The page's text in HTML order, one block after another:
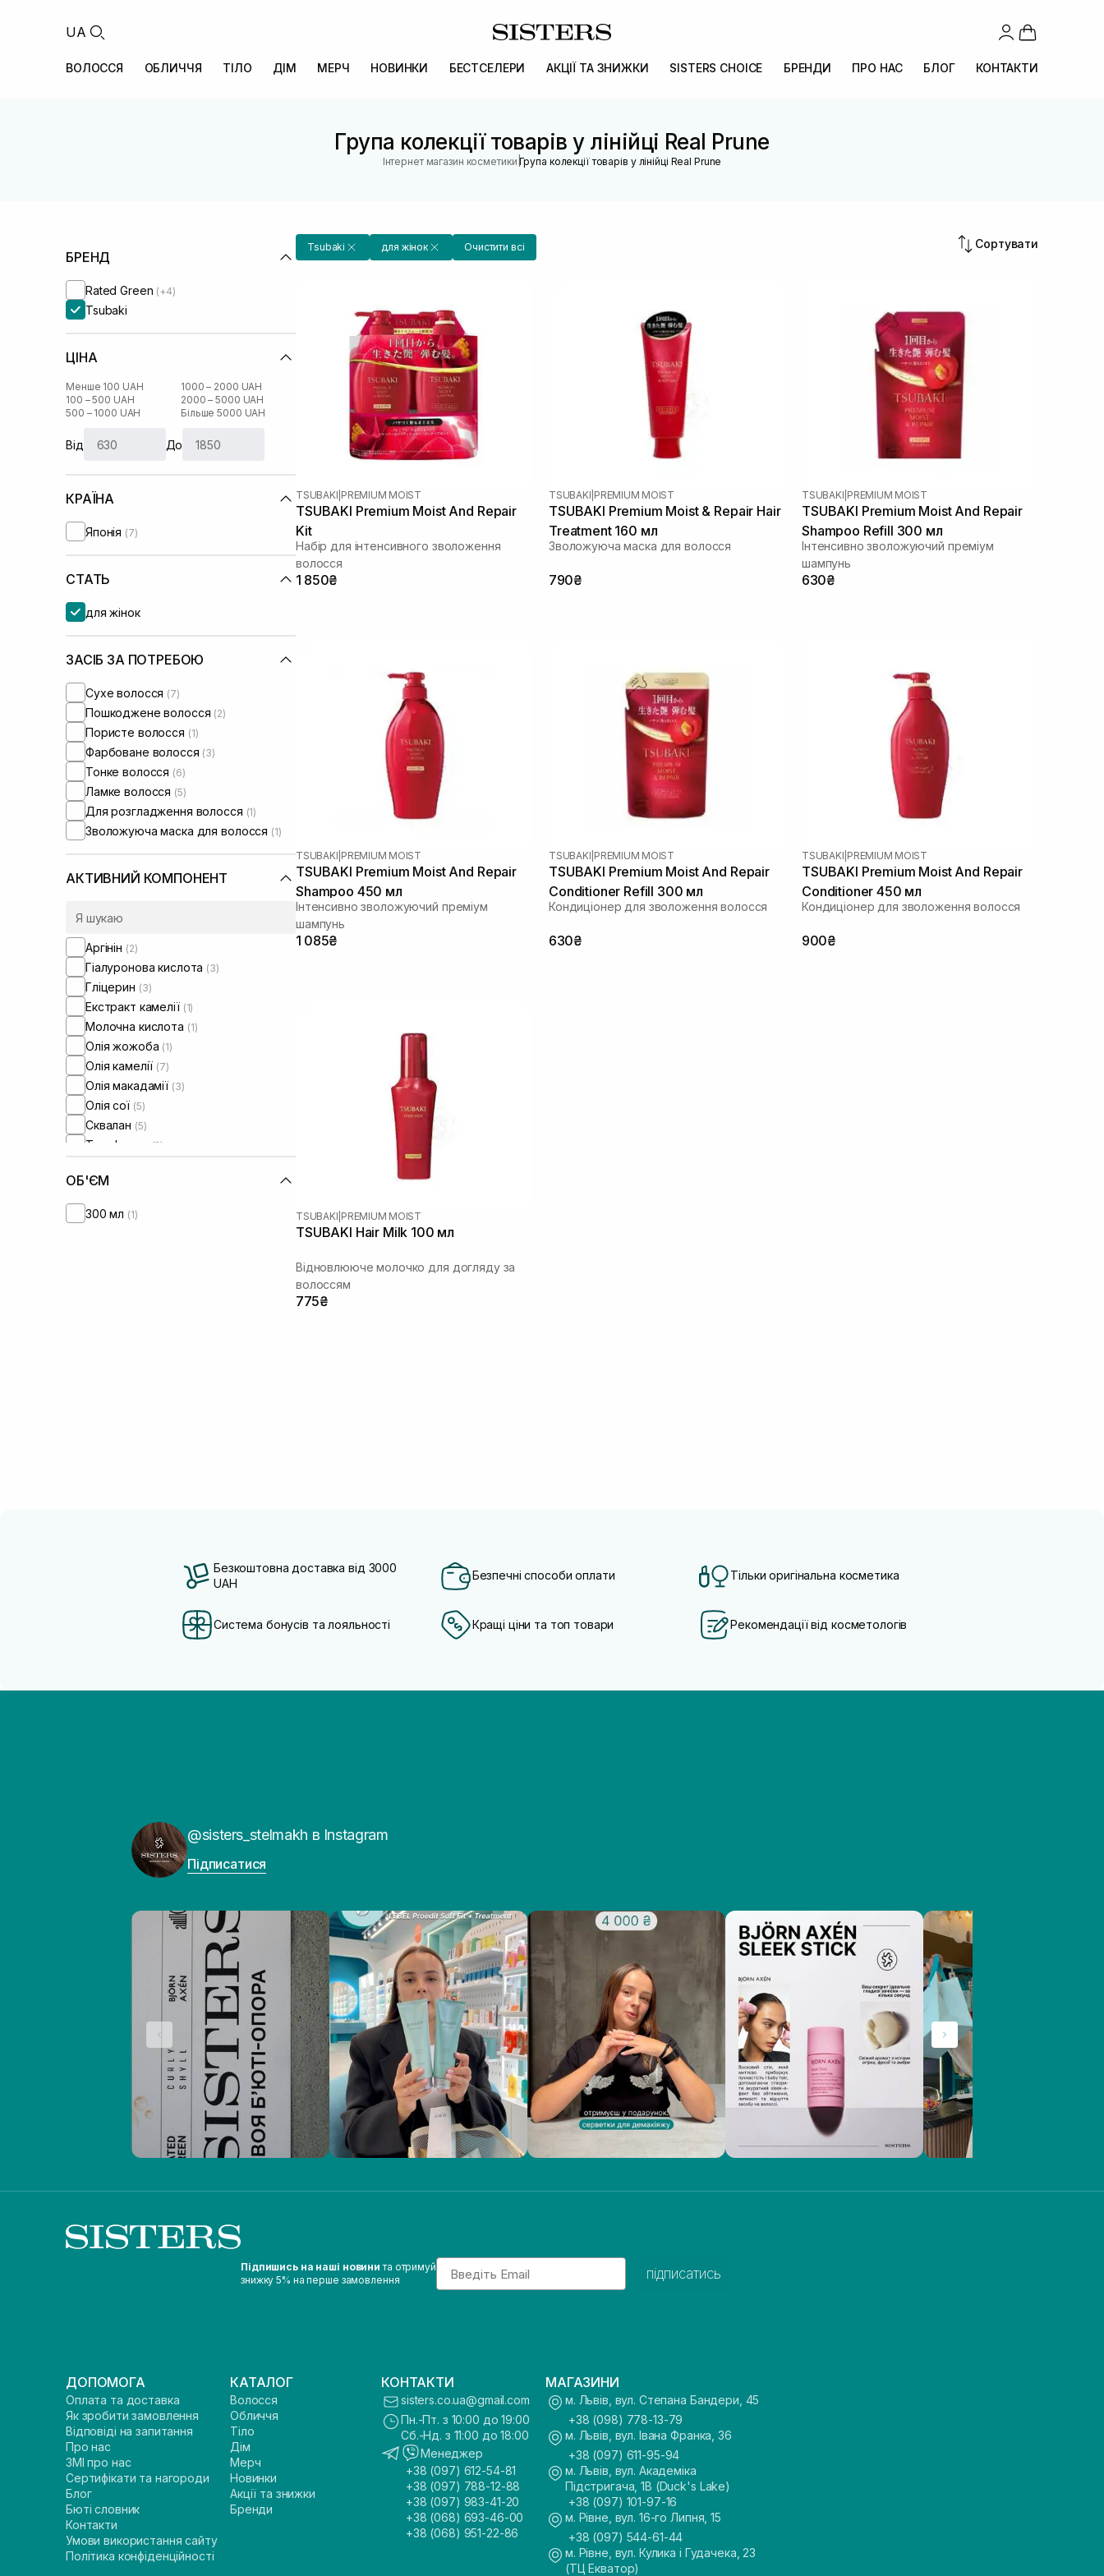
UA
ВОЛОССЯ ОБЛИЧЧЯ ТІЛО ДІМ МЕРЧ НОВИНКИ БЕСТСЕЛЕРИ АКЦІЇ ТА ЗНИЖКИ SISTERS CHOICE БРЕНДИ ПРО НАС БЛОГ КОНТАКТИ
Група колекції товарів у лінійці Real Prune
Інтернет магазин косметики |Група колекції товарів у лінійці Real Prune
БРЕНД
Rated Green (+4)
Tsubaki
ЦІНА
Менше 100 UAH
100 – 500 UAH
500 – 1000 UAH
1000 – 2000 UAH
2000 – 5000 UAH
Більше 5000 UAH
Від До
КРАЇНА
Японія (7)
СТАТЬ
для жінок
ЗАСІБ ЗА ПОТРЕБОЮ
Сухе волосся (7)
Пошкоджене волосся (2)
Пористе волосся (1)
Фарбоване волосся (3)
Тонке волосся (6)
Ламке волосся (5)
Для розгладження волосся (1)
Зволожуюча маска для волосся (1)
АКТИВНИЙ КОМПОНЕНТ
Аргінін (2)
Гіалуронова кислота (3)
Гліцерин (3)
Екстракт камелії (1)
Молочна кислота (1)
Олія жожоба (1)
Олія камелії (7)
Олія макадамії (3)
Олія сої (5)
Сквалан (5)
Токоферол (2)
ОБ'ЄМ
300 мл (1)
Tsubaki для жінок Очистити всі Сортувати
TSUBAKI PREMIUM MOIST
TSUBAKI Premium Moist And Repair
Kit
Набір для інтенсивного зволоження
волосся
1 850₴
TSUBAKI PREMIUM MOIST
TSUBAKI Premium Moist & Repair Hair
Treatment 160 мл
Зволожуюча маска для волосся
790₴
TSUBAKI PREMIUM MOIST
TSUBAKI Premium Moist And Repair
Shampoo Refill 300 мл
Інтенсивно зволожуючий преміум
шампунь
630₴
TSUBAKI PREMIUM MOIST
TSUBAKI Premium Moist And Repair
Shampoo 450 мл
Інтенсивно зволожуючий преміум
шампунь
1 085₴
TSUBAKI PREMIUM MOIST
TSUBAKI Premium Moist And Repair
Conditioner Refill 300 мл
Кондиціонер для зволоження волосся
630₴
TSUBAKI PREMIUM MOIST
TSUBAKI Premium Moist And Repair
Conditioner 450 мл
Кондиціонер для зволоження волосся
900₴
TSUBAKI PREMIUM MOIST
TSUBAKI Hair Milk 100 мл
Відновлююче молочко для догляду за
волоссям
775₴
Безкоштовна доставка від 3000
UAH
Безпечні способи оплати Тільки оригінальна косметика
Система бонусів та лояльності Кращі ціни та топ товари Рекомендації від косметологів
@sisters_stelmakh в Instagram
Підписатися
Підпишись на наші новини та отримуй
знижку 5% на перше замовлення
Email
підписатись
ДОПОМОГА
Оплата та доставка
Як зробити замовлення
Відповіді на запитання
Про нас
ЗМІ про нас
Сертифікати та нагороди
Блог
Бюті словник
Контакти
Умови використання сайту
Політика конфіденційності
КАТАЛОГ
Волосся
Обличчя
Тіло
Дім
Мерч
Новинки
Акції та знижки
Бренди
КОНТАКТИ
sisters.co.ua@gmail.com
Пн.-Пт. з 10:00 до 19:00
Сб.-Нд. з 11:00 до 18:00
Менеджер
+38 (097) 612-54-81
+38 (097) 788-12-88
+38 (097) 983-41-20
+38 (068) 693-46-00
+38 (068) 951-22-86
МАГАЗИНИ
м. Львів, вул. Степана Бандери, 45
+38 (098) 778-13-79
м. Львів, вул. Івана Франка, 36
+38 (097) 611-95-94
м. Львів, вул. Академіка
Підстригача, 1В (Duck's Lake)
+38 (097) 101-97-16
м. Рівне, вул. 16-го Липня, 15
+38 (097) 544-61-44
м. Рівне, вул. Кулика і Гудачека, 23
(ТЦ Екватор)